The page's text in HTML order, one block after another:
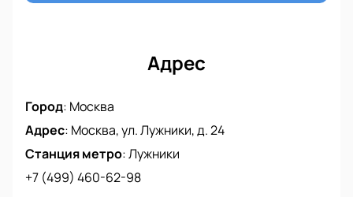
о новом мировом турне. В мае 2019 года в свет
выйдет новая пластинка. Представители
альбому: публикуются кадры из неизданного
видеоклипа и другие подробности записи.
Адрес
Город: Москва
Адрес: Москва, ул. Лужники, д. 24
Станция метро:Лужники
+7 (499) 460-62-98